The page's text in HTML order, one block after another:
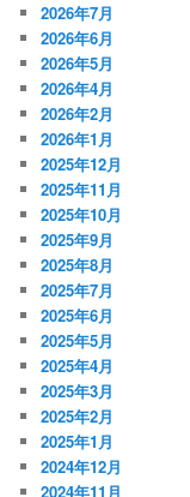
2026年7月
2026年6月
2026年5月
2026年4月
2026年2月
2026年1月
2025年12月
2025年11月
2025年10月
2025年9月
2025年8月
2025年7月
2025年6月
2025年5月
2025年4月
2025年3月
2025年2月
2025年1月
2024年12月
2024年11月